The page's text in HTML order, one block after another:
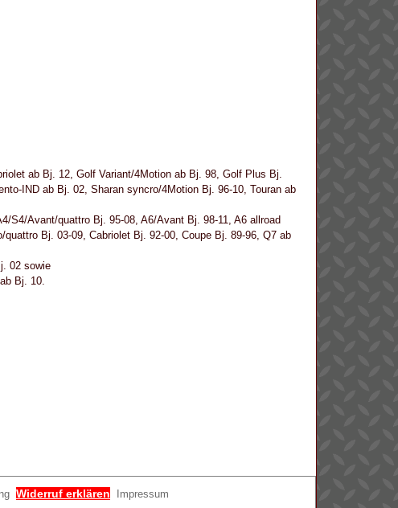
ab Bj. 12, Golf Variant/4Motion ab Bj. 98, Golf Plus Bj.
IND ab Bj. 02, Sharan syncro/4Motion Bj. 96-10, Touran ab
S4/Avant/quattro Bj. 95-08, A6/Avant Bj. 98-11, A6 allroad
Bj. 03-09, Cabriolet Bj. 92-00, Coupe Bj. 89-96, Q7 ab
02 sowie
Bj. 10.
Widerruf erklären Impressum